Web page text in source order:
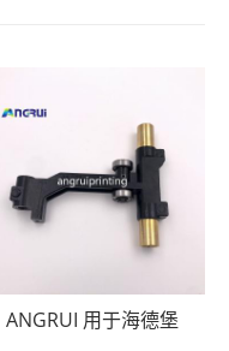
ANGRUI 用于海德堡